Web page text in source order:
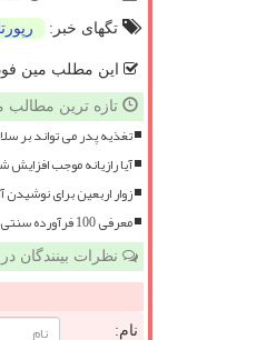
تگهای خبر:
این مطلب مین
تازه ترین مطالب
تغذیه پدر می تواند بر
آیا رازیانه موجب
زوار اربعین برای
معرفی 100 فرآورده سنتی در سالجاری
نظرات بینندگان
نام: